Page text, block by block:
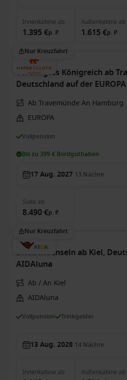
Innenkabine ab
1.395 €p. P.
Außenkabine ab
1.615 €p. P.
Nur Kreuzfahrt
Vereinigtes Königreich ab
Deutschland auf der EUROPA
Ab Travemünde An Hamburg
EUROPA
Vollpension
Bis zu 399 € Bordguthaben
17 Aug. 2027 13 Nächte
Suite ab
8.490 €p. P.
Nur Kreuzfahrt
Britische Inseln ab Kiel,
AIDAluna
Ab / An Kiel
AIDAluna
Vollpension Trinkgelder
13 Aug. 2028 14 Nächte
Innenkabine ab Außenkabine ab